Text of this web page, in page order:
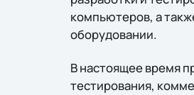
компьютеров, а
оборудовании.
В настоящее время
тестирования,